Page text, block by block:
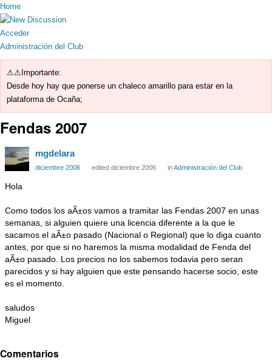
Home
Acceder
Administración del Club
⚠⚠Importante:
Desde hoy hay que ponerse un chaleco amarillo para estar en la
plataforma de Ocaña;
Fendas 2007
mgdelara
diciembre 2006 edited diciembre 2006 inAdministración del Club
Hola
Como todos los aÃ±os vamos a tramitar las Fendas 2007 en unas
semanas, si alguien quiere una licencia diferente a la que le
sacamos el aÃ±o pasado (Nacional o Regional) que lo diga cuanto
antes, por que si no haremos la misma modalidad de Fenda del
aÃ±o pasado. Los precios no los sabemos todavia pero seran
parecidos y si hay alguien que este pensando hacerse socio, este
es el momento.
saludos
Miguel
Comentarios